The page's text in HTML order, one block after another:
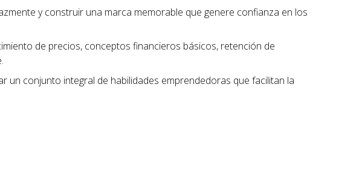
y construir una marca memorable que genere confianza en los
de precios, conceptos financieros básicos, retención de
un conjunto integral de habilidades emprendedoras que facilitan la